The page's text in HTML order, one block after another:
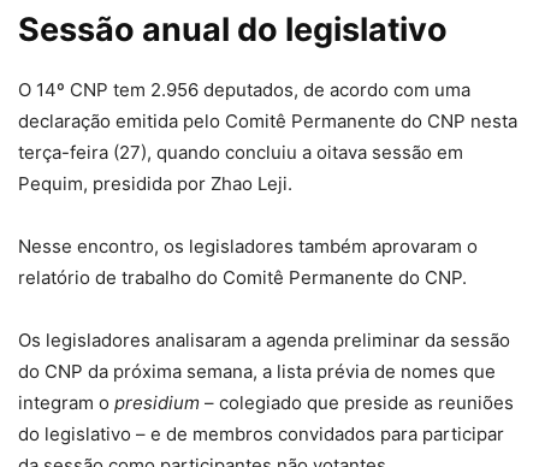
Sessão anual do legislativo
O 14º CNP tem 2.956 deputados, de acordo com uma
declaração emitida pelo Comitê Permanente do CNP nesta
terça-feira (27), quando concluiu a oitava sessão em
Pequim, presidida por Zhao Leji.
Nesse encontro, os legisladores também aprovaram o
relatório de trabalho do Comitê Permanente do CNP.
Os legisladores analisaram a agenda preliminar da sessão
do CNP da próxima semana, a lista prévia de nomes que
integram o presidium – colegiado que preside as reuniões
do legislativo – e de membros convidados para participar